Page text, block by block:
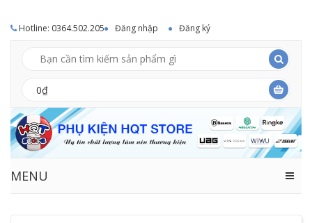
Hotline: 0364.502.205 Đăng nhập Đăng ký
0₫
MENU